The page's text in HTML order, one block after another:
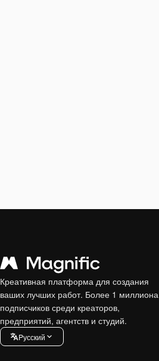
Креативная платформа для создания
ваших лучших работ. Более 1 миллиона
подписчиков среди креаторов,
предприятий, агентств и студий.
Pусский